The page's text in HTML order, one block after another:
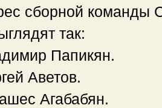
сборной команды
так:
Папикян.
Аветов.
Агабабян.